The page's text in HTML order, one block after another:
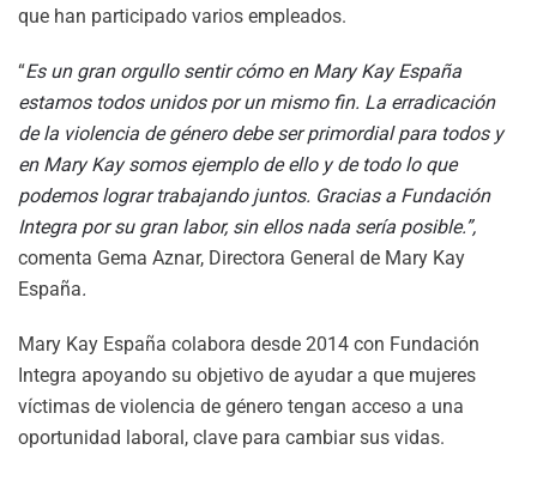
que han participado varios empleados.
“Es un gran orgullo sentir cómo en Mary Kay España
estamos todos unidos por un mismo fin. La erradicación
de la violencia de género debe ser primordial para todos y
en Mary Kay somos ejemplo de ello y de todo lo que
podemos lograr trabajando juntos. Gracias a Fundación
Integra por su gran labor, sin ellos nada sería posible.”,
comenta Gema Aznar, Directora General de Mary Kay
España.
Mary Kay España colabora desde 2014 con Fundación
Integra apoyando su objetivo de ayudar a que mujeres
víctimas de violencia de género tengan acceso a una
oportunidad laboral, clave para cambiar sus vidas.